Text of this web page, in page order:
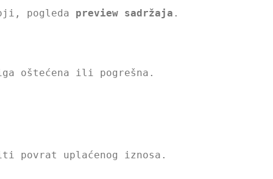
pogleda preview sadržaja .
oštećena ili pogrešna.
povrat uplaćenog iznosa.